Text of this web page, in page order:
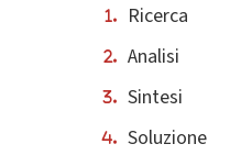
Ricerca
Analisi
Sintesi
Soluzione